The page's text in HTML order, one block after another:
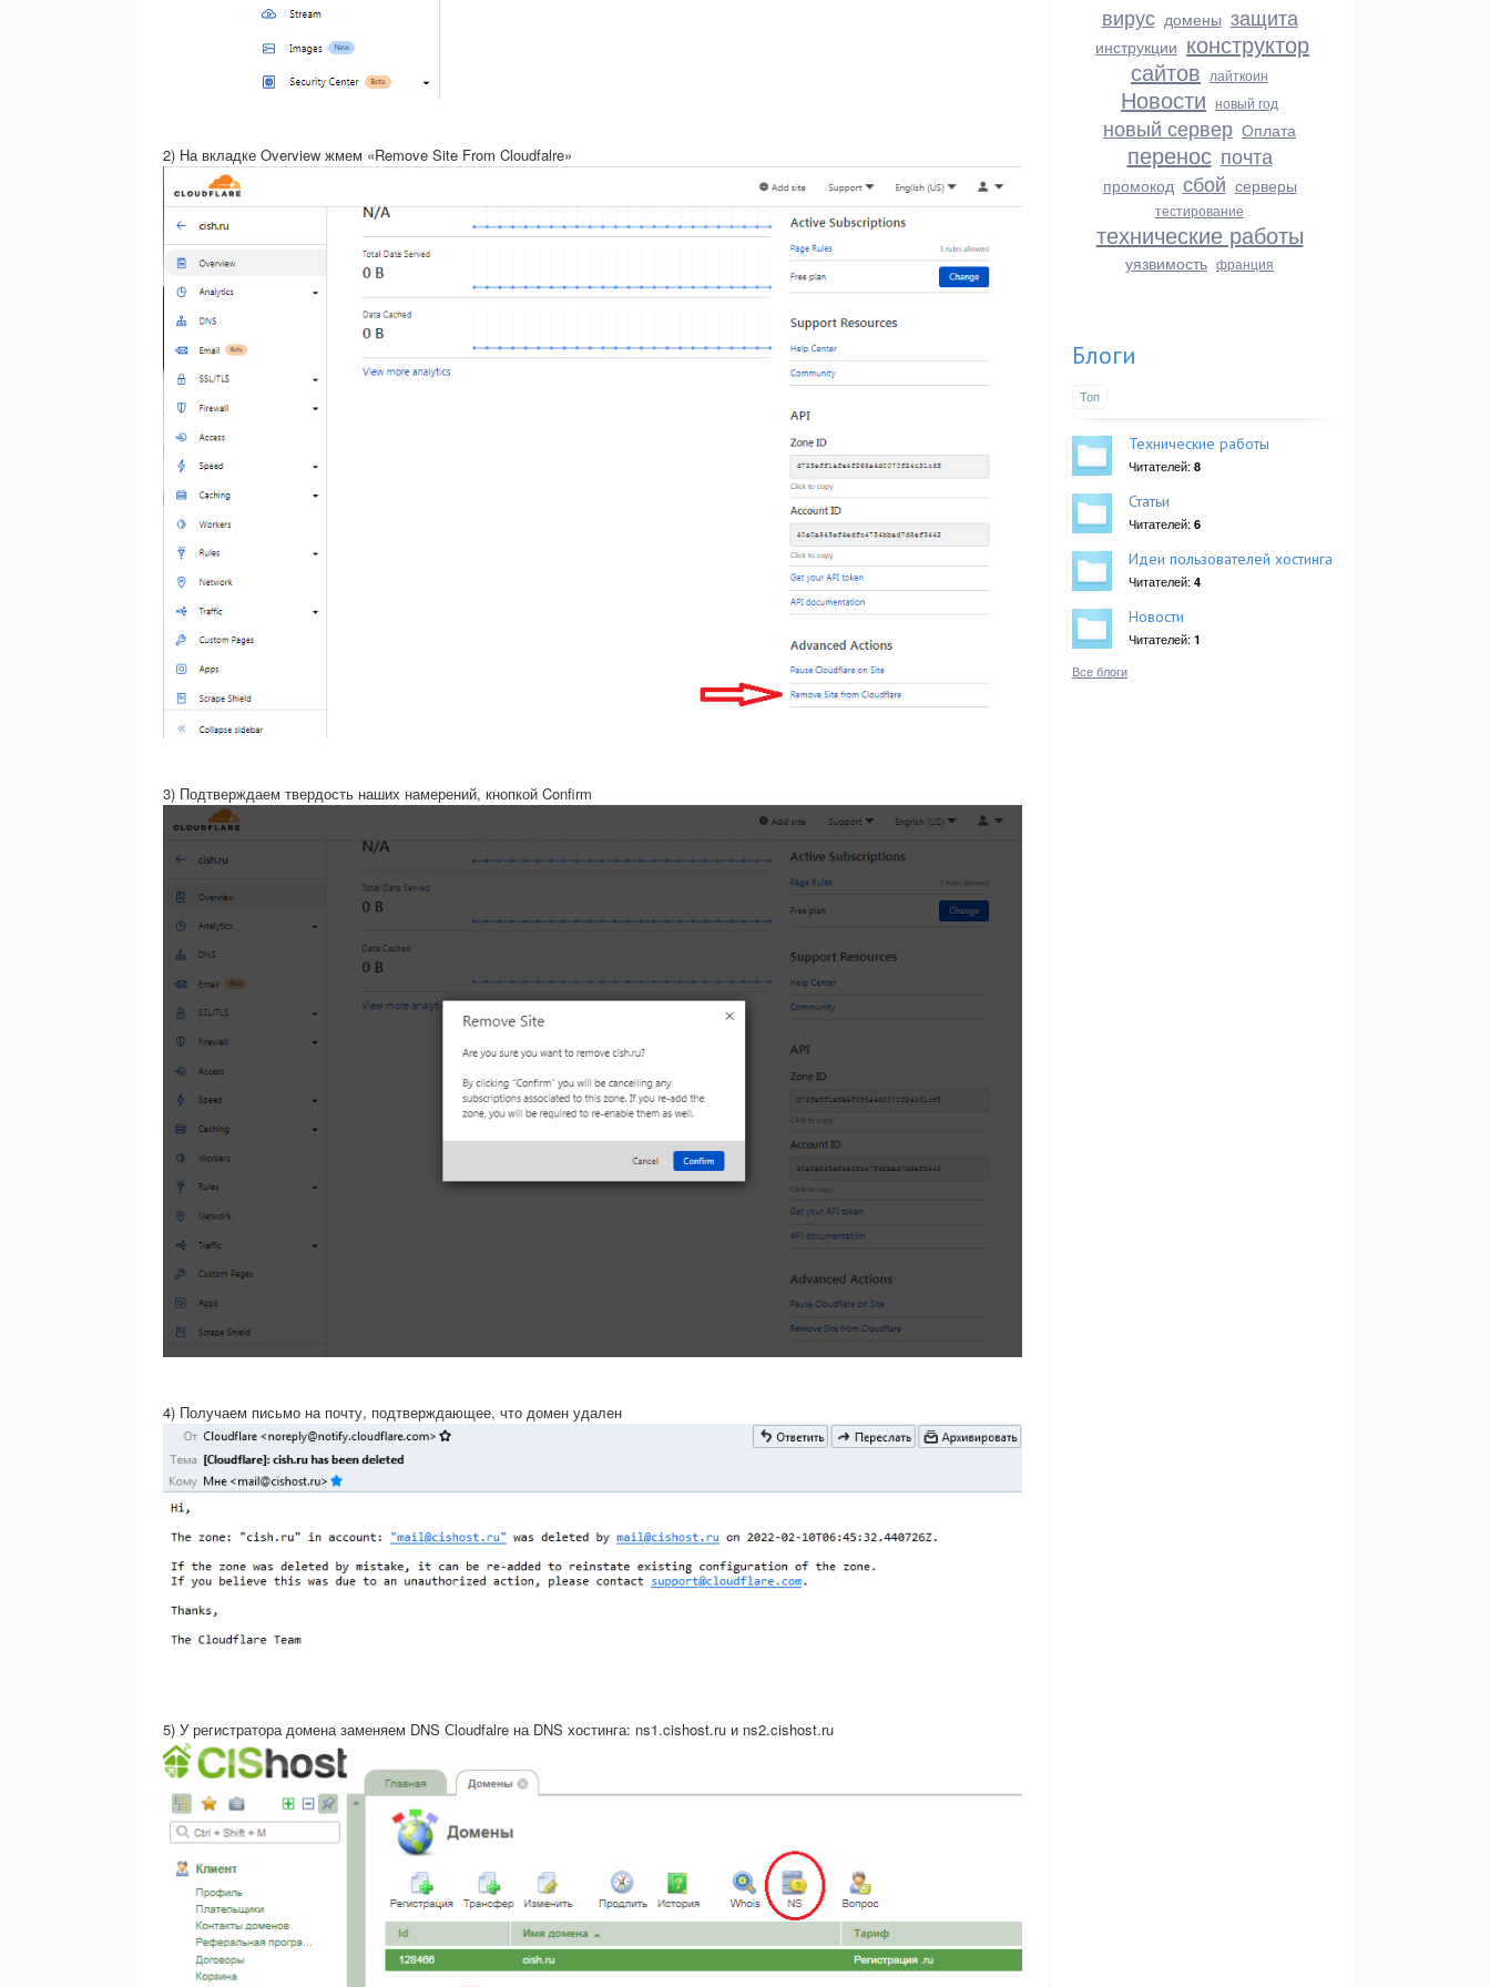
2) На вкладке Overview жмем «Remove Site From Cloudfalre»
3) Подтверждаем твердость наших намерений, кнопкой Confirm
4) Получаем письмо на почту, подтверждающее, что домен удален
5) У регистратора домена заменяем DNS Сloudfalre на DNS хостинга: ns1.cishost.ru и ns2.cishost.ru
вирус домены защита
инструкции конструктор
сайтов лайткоин
Новости новый год
новый сервер Оплата
перенос почта
промокод сбой серверы
тестирование
технические работы
уязвимость франция
Блоги
Топ
Технические работы
Читателей: 8
Статьи
Читателей: 6
Идеи пользователей хостинга
Читателей: 4
Новости
Читателей: 1
Все блоги